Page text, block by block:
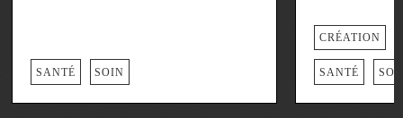
SANTÉ SOIN
CRÉATION
SANTÉ